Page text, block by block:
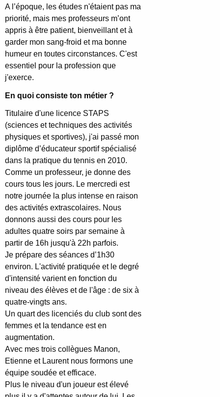
A l’époque, les études n'étaient pas ma
priorité, mais mes professeurs m’ont
appris à être patient, bienveillant et à
garder mon sang-froid et ma bonne
humeur en toutes circonstances. C'est
essentiel pour la profession que
j'exerce.
En quoi consiste ton métier ?
Titulaire d'une licence STAPS
(sciences et techniques des activités
physiques et sportives), j'ai passé mon
diplôme d’éducateur sportif spécialisé
dans la pratique du tennis en 2010.
Comme un professeur, je donne des
cours tous les jours. Le mercredi est
notre journée la plus intense en raison
des activités extrascolaires. Nous
donnons aussi des cours pour les
adultes quatre soirs par semaine à
partir de 16h jusqu'à 22h parfois.
Je prépare des séances d’1h30
environ. L'activité pratiquée et le degré
d'intensité varient en fonction du
niveau des élèves et de l'âge : de six à
quatre-vingts ans.
Un quart des licenciés du club sont des
femmes et la tendance est en
augmentation.
Avec mes trois collègues Manon,
Etienne et Laurent nous formons une
équipe soudée et efficace.
Plus le niveau d'un joueur est élevé